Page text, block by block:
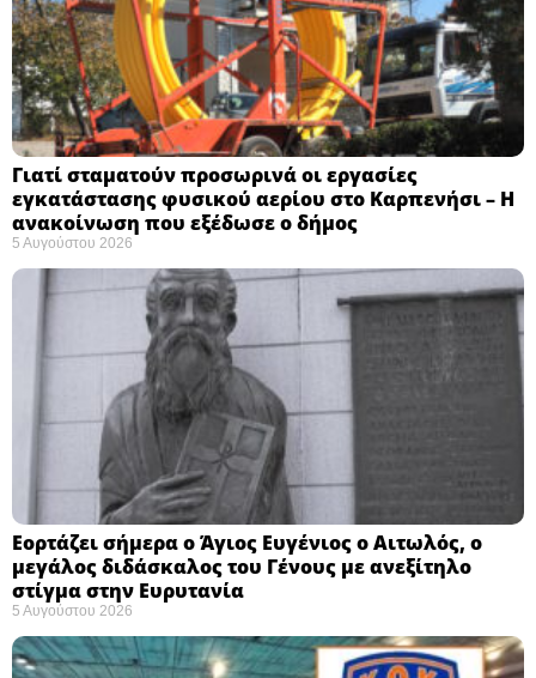
Γιατί σταματούν προσωρινά οι εργασίες
εγκατάστασης φυσικού αερίου στο Καρπενήσι – Η
ανακοίνωση που εξέδωσε ο δήμος
5 Αυγούστου 2026
Εορτάζει σήμερα ο Άγιος Ευγένιος ο Αιτωλός, ο
μεγάλος διδάσκαλος του Γένους με ανεξίτηλο
στίγμα στην Ευρυτανία
5 Αυγούστου 2026